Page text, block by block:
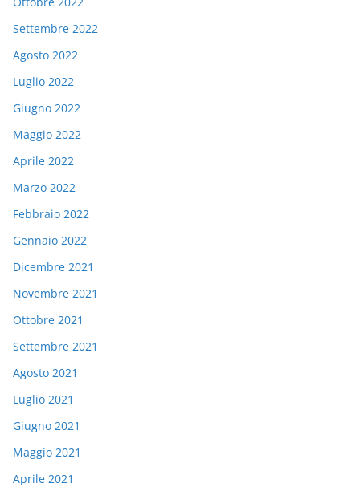
Settembre 2022
Agosto 2022
Luglio 2022
Giugno 2022
Maggio 2022
Aprile 2022
Marzo 2022
Febbraio 2022
Gennaio 2022
Dicembre 2021
Novembre 2021
Ottobre 2021
Settembre 2021
Agosto 2021
Luglio 2021
Giugno 2021
Maggio 2021
Aprile 2021